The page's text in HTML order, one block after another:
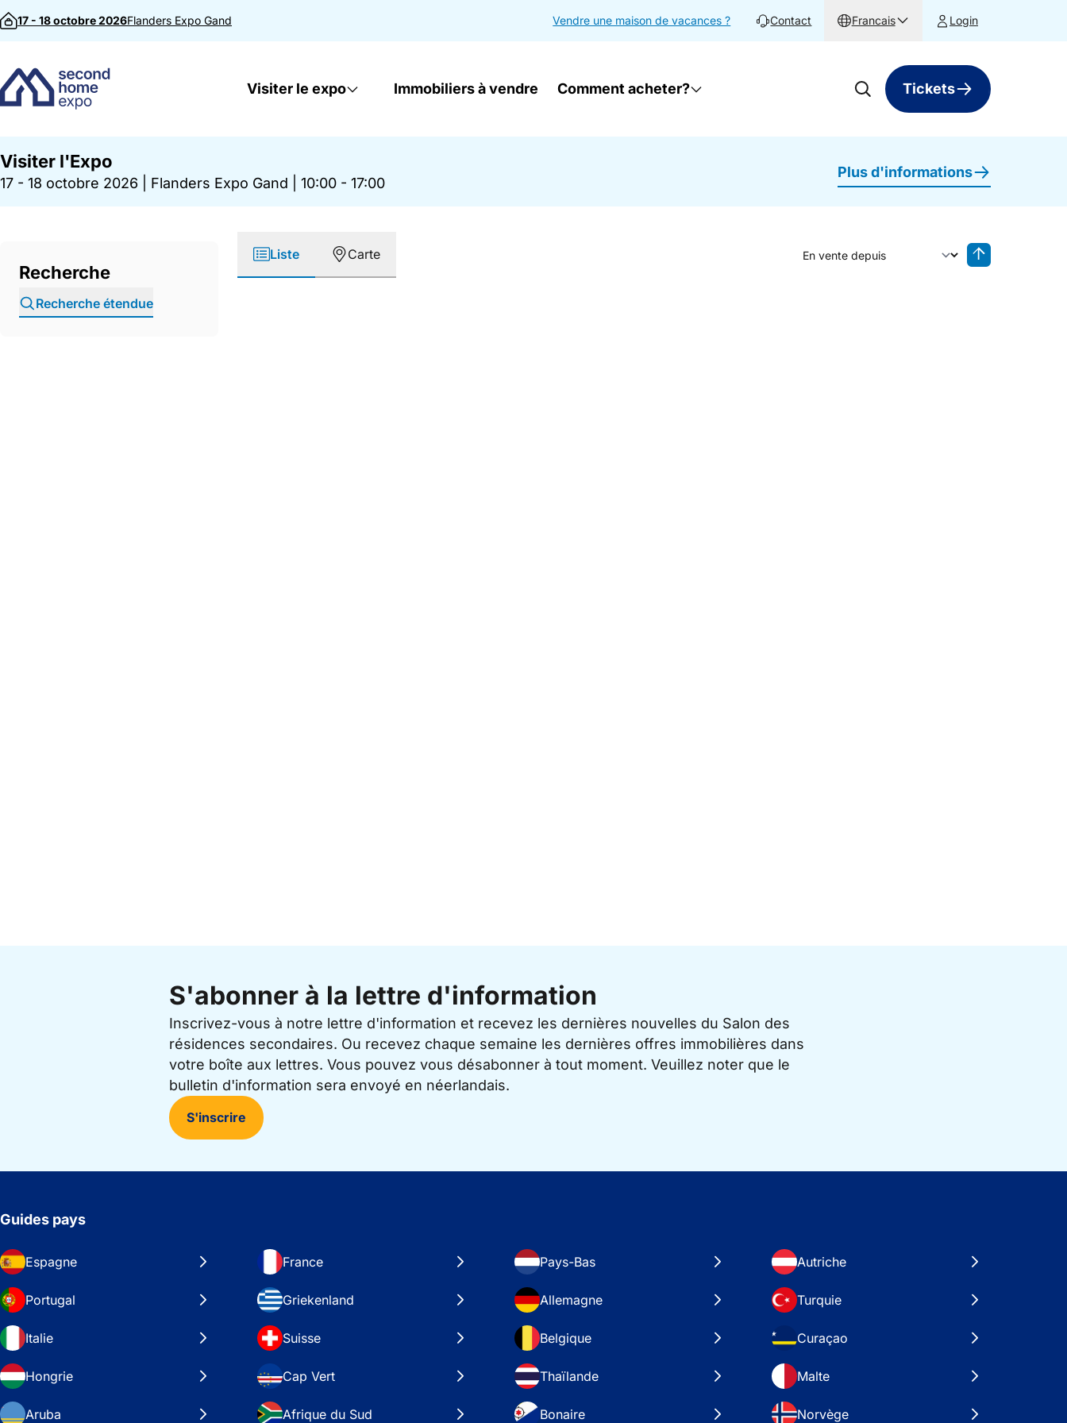
Passer au contenu
17 - 18 octobre 2026Flanders Expo Gand Vendre une maison de vacances ? Contact Francais Login
Visiter le expo Immobiliers à vendre Comment acheter? Tickets
Visiter l'Expo
17 - 18 octobre 2026 Flanders Expo Gand 10:00 - 17:00
Plus d'informations
Recherche
Recherche étendue
Liste Carte
Trier par
S'abonner à la lettre d'information
Inscrivez-vous à notre lettre d'information et recevez les dernières nouvelles du Salon des
résidences secondaires. Ou recevez chaque semaine les dernières offres immobilières dans
votre boîte aux lettres. Vous pouvez vous désabonner à tout moment. Veuillez noter que le
bulletin d'information sera envoyé en néerlandais.
S'inscrire
Guides pays
Espagne France Pays-Bas Autriche
Portugal Griekenland Allemagne Turquie
Italie Suisse Belgique Curaçao
Hongrie Cap Vert Thaïlande Malte
Aruba Afrique du Sud Bonaire Norvège